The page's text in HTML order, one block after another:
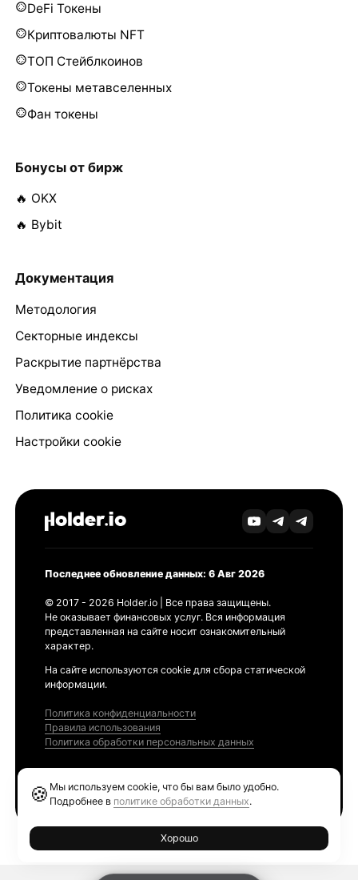
DeFi Токены
Криптовалюты NFT
ТОП Стейблкоинов
Токены метавселенных
Фан токены
Бонусы от бирж
🔥 OKX
🔥 Bybit
Документация
Методология
Секторные индексы
Раскрытие партнёрства
Уведомление о рисках
Политика cookie
Настройки cookie
Последнее обновление данных: 6 Авг 2026
© 2017 - 2026 Holder.io | Все права защищены.
Не оказывает финансовых услуг. Вся информация
представленная на сайте носит ознакомительный
характер.
На сайте используются cookie для сбора статической
информации.
Политика конфиденциальности
Правила использования
Политика обработки персональных данных
🍪 Мы используем cookie, что бы вам было удобно.
Подробнее в политике обработки данных.
Хорошо
Ethereum GAS Tracker